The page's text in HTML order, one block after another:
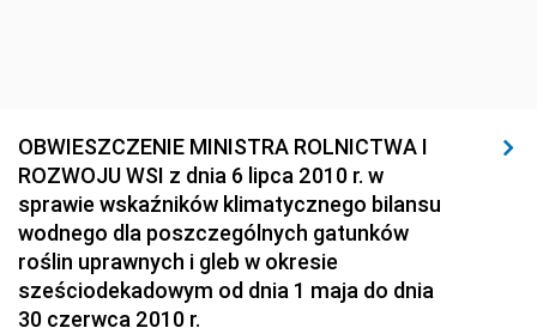
Dziennik Urzędowy Urzędu Ochrony Konkurencji i
Konsumentów
Dziennik Urzędowy Ministra Pracy i Polityki
Społecznej
Dziennik Urzędowy Ministra Spraw Zagranicznych
OBWIESZCZENIE MINISTRA ROLNICTWA I
ROZWOJU WSI z dnia 6 lipca 2010 r. w
sprawie wskaźników klimatycznego bilansu
wodnego dla poszczególnych gatunków
roślin uprawnych i gleb w okresie
sześciodekadowym od dnia 1 maja do dnia
30 czerwca 2010 r.